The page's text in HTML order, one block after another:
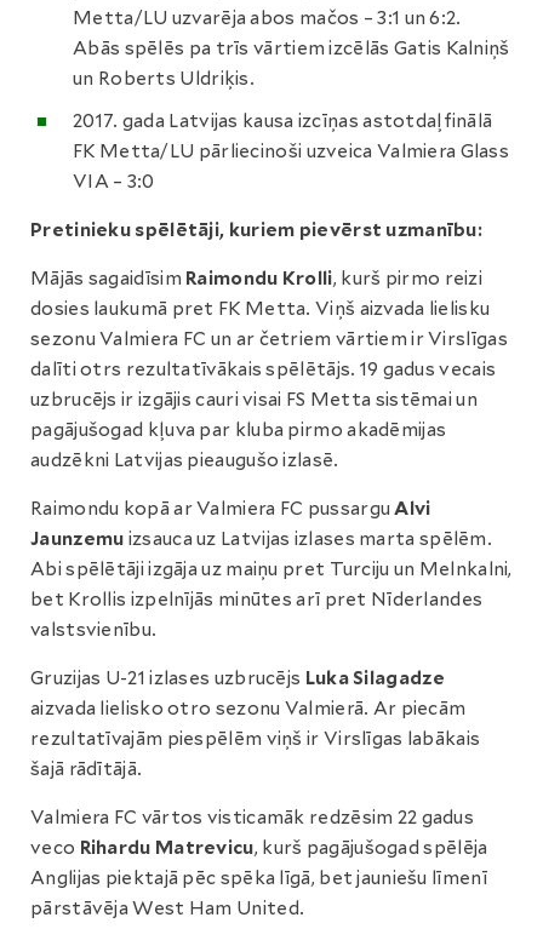
Metta/LU uzvarēja abos mačos – 3:1 un 6:2.
Abās spēlēs pa trīs vārtiem izcēlās Gatis Kalniņš
un Roberts Uldriķis.
2017. gada Latvijas kausa izcīņas astotdaļfinālā
FK Metta/LU pārliecinoši uzveica Valmiera Glass
VIA – 3:0
Pretinieku spēlētāji, kuriem pievērst uzmanību:
Mājās sagaidīsim Raimondu Krolli, kurš pirmo reizi
dosies laukumā pret FK Metta. Viņš aizvada lielisku
sezonu Valmiera FC un ar četriem vārtiem ir Virslīgas
dalīti otrs rezultatīvākais spēlētājs. 19 gadus vecais
uzbrucējs ir izgājis cauri visai FS Metta sistēmai un
pagājušogad kļuva par kluba pirmo akadēmijas
audzēkni Latvijas pieaugušo izlasē.
Raimondu kopā ar Valmiera FC pussarguAlvi
Jaunzemu izsauca uz Latvijas izlases marta spēlēm.
Abi spēlētāji izgāja uz maiņu pret Turciju un Melnkalni,
bet Krollis izpelnījās minūtes arī pret Nīderlandes
valstsvienību.
Gruzijas U-21 izlases uzbrucējs Luka Silagadze
aizvada lielisko otro sezonu Valmierā. Ar piecām
rezultatīvajām piespēlēm viņš ir Virslīgas labākais
šajā rādītājā.
Valmiera FC vārtos visticamāk redzēsim 22 gadus
veco Rihardu Matrevicu, kurš pagājušogad spēlēja
Anglijas piektajā pēc spēka līgā, bet jauniešu līmenī
pārstāvēja West Ham United.